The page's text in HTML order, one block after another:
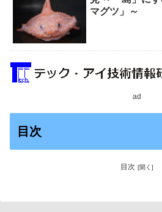
マグツ」～
ad
目次
目次